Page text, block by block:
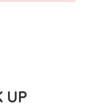
UP